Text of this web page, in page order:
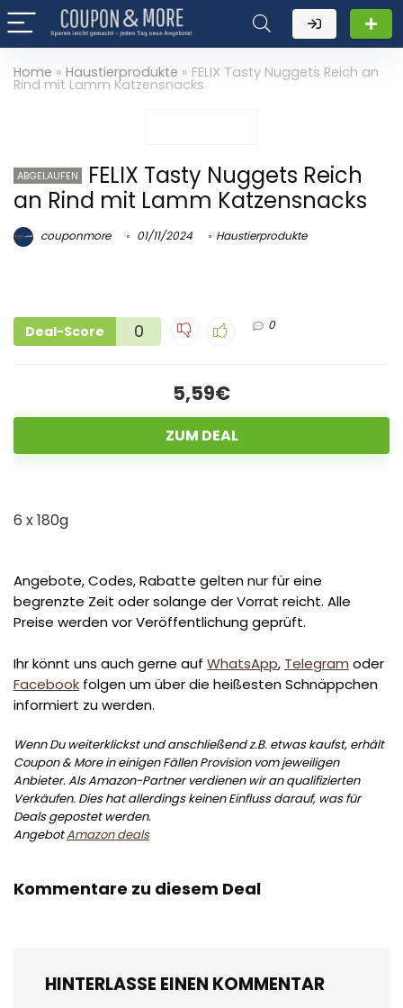
Home » Haustierprodukte » FELIX Tasty Nuggets Reich an
Rind mit Lamm Katzensnacks
ABGELAUFEN
FELIX Tasty Nuggets Reich
an Rind mit Lamm Katzensnacks
couponmore 01/11/2024 Haustierprodukte
Deal-Score 0 0
5,59€
ZUM DEAL
6 x 180g
Angebote, Codes, Rabatte gelten nur für eine
begrenzte Zeit oder solange der Vorrat reicht. Alle
Preise werden vor Veröffentlichung geprüft.
Ihr könnt uns auch gerne auf WhatsApp, Telegram oder
Facebook folgen um über die heißesten Schnäppchen
informiert zu werden.
Wenn Du weiterklickst und anschließend z.B. etwas kaufst, erhält
Coupon & More in einigen Fällen Provision vom jeweiligen
Anbieter. Als Amazon-Partner verdienen wir an qualifizierten
Verkäufen. Dies hat allerdings keinen Einfluss darauf, was für
Deals gepostet werden.
AngebotAmazon deals
Kommentare zu diesem Deal
HINTERLASSE EINEN KOMMENTAR